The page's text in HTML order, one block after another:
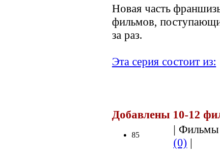
Новая часть
фильмов,
за раз.
Эта серия состоит из:
Добавлены 10-12
85
|
(0) |